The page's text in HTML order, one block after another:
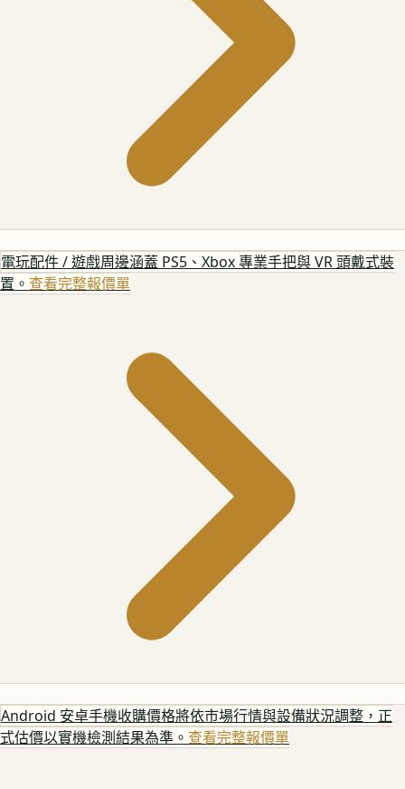
電玩配件 / 遊戲周邊涵蓋 PS5、Xbox 專業手把與 VR 頭戴式裝
置。 查看完整報價單
Android 安卓手機收購價格將依市場行情與設備狀況調整，正
式估價以實機檢測結果為準。 查看完整報價單